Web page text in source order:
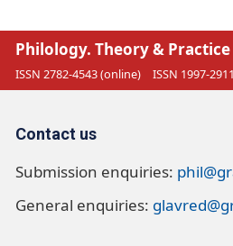
Philology. Theory & Practice
ISSN 2782-4543 (online) ISSN 1997-
Contact us
Submission enquiries:
General enquiries: